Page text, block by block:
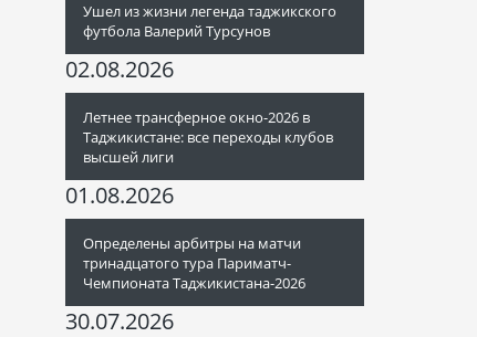
Ушел из жизни легенда таджикского
футбола Валерий Турсунов
02.08.2026
Летнее трансферное окно-2026 в
Таджикистане: все переходы клубов
высшей лиги
01.08.2026
Определены арбитры на матчи
тринадцатого тура Париматч-
Чемпионата Таджикистана-2026
30.07.2026